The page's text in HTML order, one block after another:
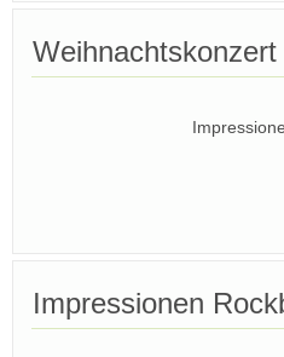
Weihnachtskonzert
Impressionen